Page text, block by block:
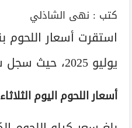
كتب : نهى الشاذلي
يوليو 2025، حيث سجل سعر اللحم الكندوز نحو 409.27 جنيه.
أسعار اللحوم اليوم الثلاثاء